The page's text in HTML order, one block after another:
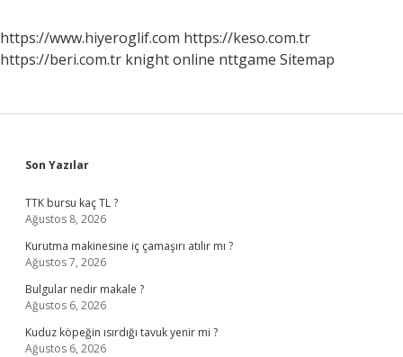
https://www.hiyeroglif.com https://keso.com.tr
https://beri.com.tr knight online nttgame Sitemap
Sidebar
Son Yazılar
TTK bursu kaç TL ?
Ağustos 8, 2026
Kurutma makinesine iç çamaşırı atılır mı ?
Ağustos 7, 2026
Bulgular nedir makale ?
Ağustos 6, 2026
Kuduz köpeğin ısırdığı tavuk yenir mi ?
Ağustos 6, 2026